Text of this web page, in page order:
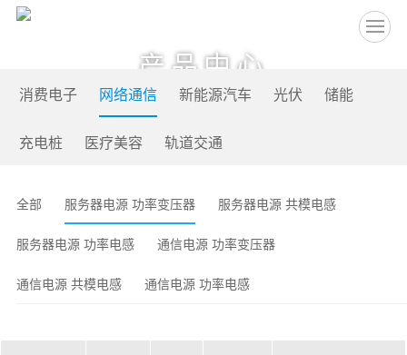
产品中心
消费电子 网络通信 新能源汽车 光伏 储能
充电桩 医疗美容 轨道交通
全部 服务器电源 功率变压器 服务器电源 共模电感
服务器电源 功率电感 通信电源 功率变压器
通信电源 共模电感 通信电源 功率电感